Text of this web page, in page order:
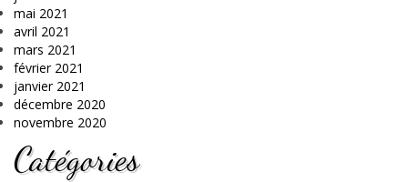
mai 2021
avril 2021
mars 2021
février 2021
janvier 2021
décembre 2020
novembre 2020
Catégories